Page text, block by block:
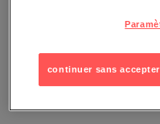
continuer sans accepter